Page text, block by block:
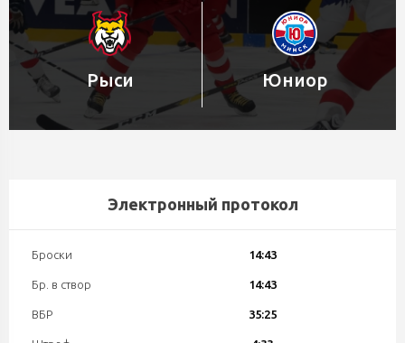
Рыси Юниор
Электронный протокол
Броски 14:43
Бр. в створ 14:43
ВБР 35:25